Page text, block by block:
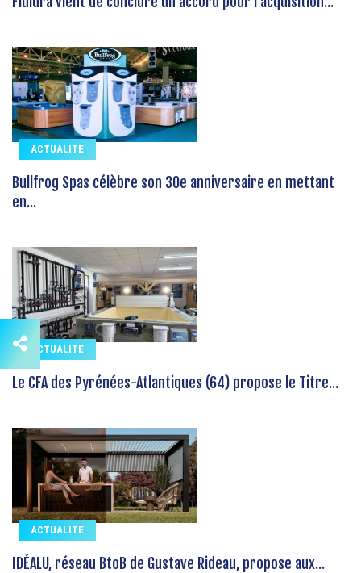
ACTUALITE
Bullfrog Spas célèbre son 30e anniversaire en mettant
en...
ACTUALITE
Le CFA des Pyrénées-Atlantiques (64) propose le Titre...
ACTUALITE
IDÉALU, réseau BtoB de Gustave Rideau, propose aux...